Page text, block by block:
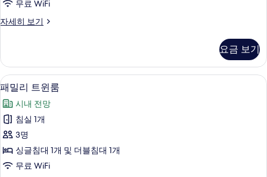
(10
층)
사
진
모
두
보
기
무료 WiFi
자세히 보기
슈
트
윈
룸
(10
층-16
층)
자
세
히
보
기
요금 보기
패
밀
리
트
윈
룸
패밀리 트윈룸 | 객실 내 금고, 책상, 노
1
패밀리 트윈룸
시내 전망
침실 1개
3명
싱글침대 1개 및 더블침대 1개
무료 WiFi